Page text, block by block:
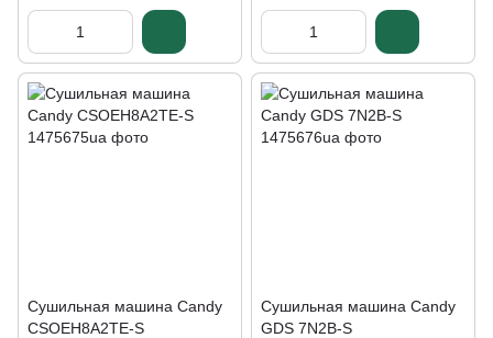
Сушильная машина Candy
CSOEH8A2TE-S
Сушильная машина Candy
GDS 7N2B-S